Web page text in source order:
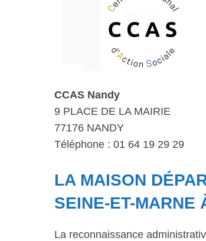
CCAS Nandy
9 PLACE DE LA MAIRIE
77176 NANDY
Téléphone : 01 64 19 29 29
LA MAISON
SEINE-ET-MARNE
La reconnaissance